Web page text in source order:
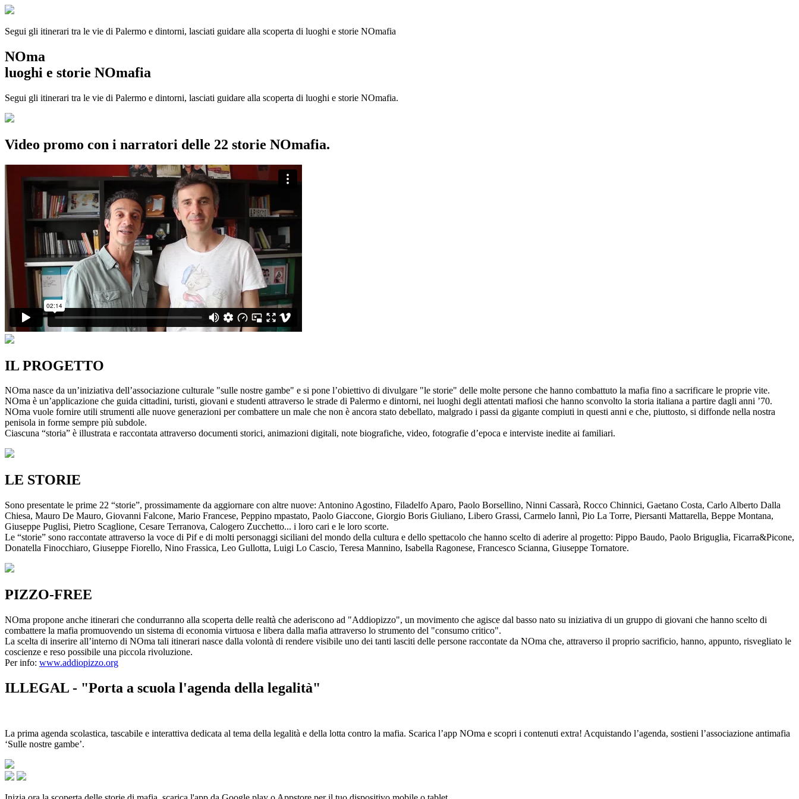
Segui gli itinerari tra le vie di Palermo e dintorni, lasciati guidare alla scoperta di luoghi e storie NOmafia
NOma
luoghi e storie NOmafia
Segui gli itinerari tra le vie di Palermo e dintorni, lasciati guidare alla scoperta di luoghi e storie NOmafia.
Video promo con i narratori delle 22 storie NOmafia.
IL PROGETTO
NOma nasce da un’iniziativa dell’associazione culturale "sulle nostre gambe" e si pone l’obiettivo di divulgare "le storie" delle molte persone che hanno combattuto la mafia fino a sacrificare le proprie vite.
NOma è un’applicazione che guida cittadini, turisti, giovani e studenti attraverso le strade di Palermo e dintorni, nei luoghi degli attentati mafiosi che hanno sconvolto la storia italiana a partire dagli anni ’70.
NOma vuole fornire utili strumenti alle nuove generazioni per combattere un male che non è ancora stato debellato, malgrado i passi da gigante compiuti in questi anni e che, piuttosto, si diffonde nella nostra
penisola in forme sempre più subdole.
Ciascuna “storia” è illustrata e raccontata attraverso documenti storici, animazioni digitali, note biografiche, video, fotografie d’epoca e interviste inedite ai familiari.
LE STORIE
Sono presentate le prime 22 “storie”, prossimamente da aggiornare con altre nuove: Antonino Agostino, Filadelfo Aparo, Paolo Borsellino, Ninni Cassarà, Rocco Chinnici, Gaetano Costa, Carlo Alberto Dalla
Chiesa, Mauro De Mauro, Giovanni Falcone, Mario Francese, Peppino mpastato, Paolo Giaccone, Giorgio Boris Giuliano, Libero Grassi, Carmelo Iannì, Pio La Torre, Piersanti Mattarella, Beppe Montana,
Giuseppe Puglisi, Pietro Scaglione, Cesare Terranova, Calogero Zucchetto... i loro cari e le loro scorte.
Le “storie” sono raccontate attraverso la voce di Pif e di molti personaggi siciliani del mondo della cultura e dello spettacolo che hanno scelto di aderire al progetto: Pippo Baudo, Paolo Briguglia, Ficarra&Picone,
Donatella Finocchiaro, Giuseppe Fiorello, Nino Frassica, Leo Gullotta, Luigi Lo Cascio, Teresa Mannino, Isabella Ragonese, Francesco Scianna, Giuseppe Tornatore.
PIZZO-FREE
NOma propone anche itinerari che condurranno alla scoperta delle realtà che aderiscono ad "Addiopizzo", un movimento che agisce dal basso nato su iniziativa di un gruppo di giovani che hanno scelto di
combattere la mafia promuovendo un sistema di economia virtuosa e libera dalla mafia attraverso lo strumento del "consumo critico".
La scelta di inserire all’interno di NOma tali itinerari nasce dalla volontà di rendere visibile uno dei tanti lasciti delle persone raccontate da NOma che, attraverso il proprio sacrificio, hanno, appunto, risvegliato le
coscienze e reso possibile una piccola rivoluzione.
Per info: www.addiopizzo.org
ILLEGAL - "Porta a scuola l'agenda della legalità"
La prima agenda scolastica, tascabile e interattiva dedicata al tema della legalità e della lotta contro la mafia. Scarica l’app NOma e scopri i contenuti extra! Acquistando l’agenda, sostieni l’associazione antimafia
‘Sulle nostre gambe’.